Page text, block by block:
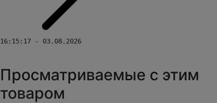
16:15:17 - 03.08.2026
Просматриваемые с этим
товаром